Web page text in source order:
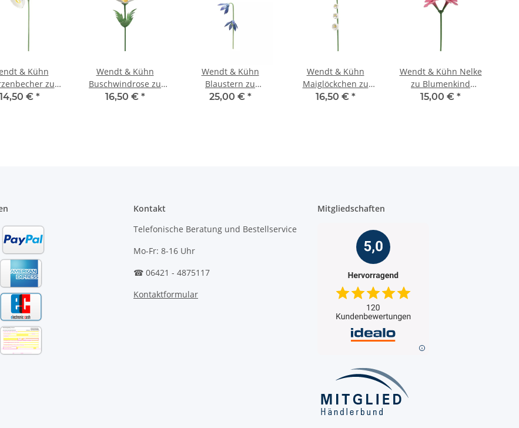
& Kühn
zu
5248/4B
14,50 € *
Wendt & Kühn
Buschwindrose zu
Blumenkind 5248/16B
16,50 € *
Wendt & Kühn
Blaustern zu
Blumenkind 5248/24B
25,00 € *
Wendt & Kühn
Maiglöckchen zu
Blumenkind 5248/5B
16,50 € *
Wendt & Kühn Nelke
zu Blumenkind
5248/17B
15,00 € *
Kontakt
Telefonische Beratung und Bestellservice
Mo-Fr: 8-16 Uhr
☎ 06421 - 4875117
Kontaktformular
Mitgliedschaften